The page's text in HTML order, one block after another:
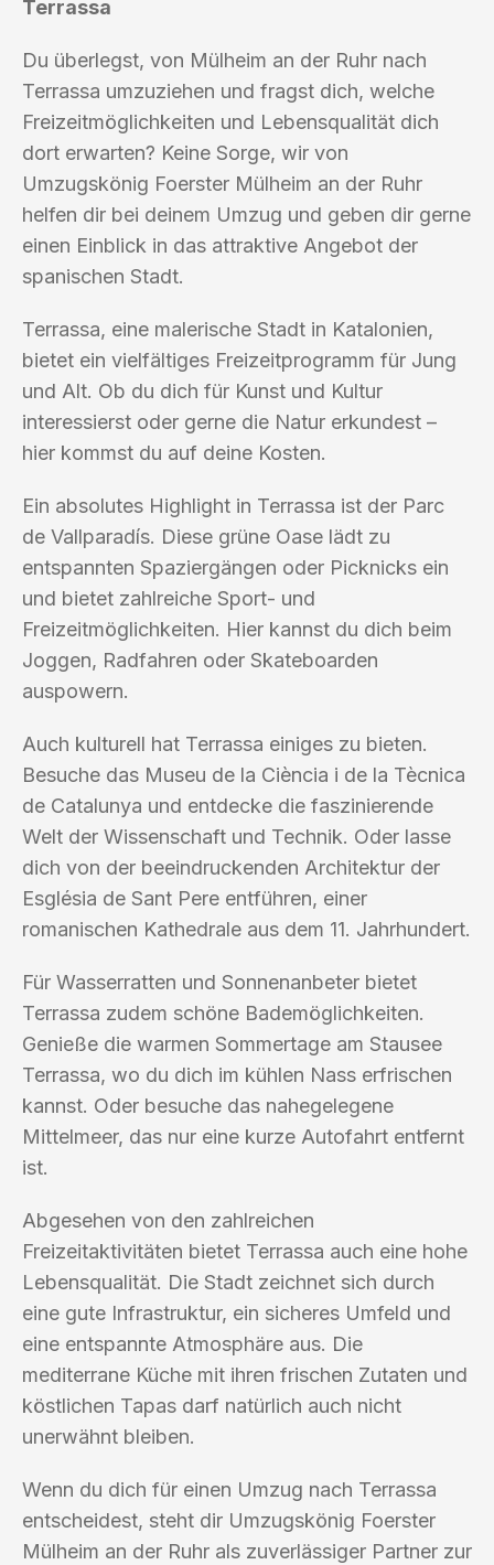
Terrassa
Du überlegst, von Mülheim an der Ruhr nach
Terrassa umzuziehen und fragst dich, welche
Freizeitmöglichkeiten und Lebensqualität dich
dort erwarten? Keine Sorge, wir von
Umzugskönig Foerster Mülheim an der Ruhr
helfen dir bei deinem Umzug und geben dir gerne
einen Einblick in das attraktive Angebot der
spanischen Stadt.
Terrassa, eine malerische Stadt in Katalonien,
bietet ein vielfältiges Freizeitprogramm für Jung
und Alt. Ob du dich für Kunst und Kultur
interessierst oder gerne die Natur erkundest –
hier kommst du auf deine Kosten.
Ein absolutes Highlight in Terrassa ist der Parc
de Vallparadís. Diese grüne Oase lädt zu
entspannten Spaziergängen oder Picknicks ein
und bietet zahlreiche Sport- und
Freizeitmöglichkeiten. Hier kannst du dich beim
Joggen, Radfahren oder Skateboarden
auspowern.
Auch kulturell hat Terrassa einiges zu bieten.
Besuche das Museu de la Ciència i de la Tècnica
de Catalunya und entdecke die faszinierende
Welt der Wissenschaft und Technik. Oder lasse
dich von der beeindruckenden Architektur der
Església de Sant Pere entführen, einer
romanischen Kathedrale aus dem 11. Jahrhundert.
Für Wasserratten und Sonnenanbeter bietet
Terrassa zudem schöne Bademöglichkeiten.
Genieße die warmen Sommertage am Stausee
Terrassa, wo du dich im kühlen Nass erfrischen
kannst. Oder besuche das nahegelegene
Mittelmeer, das nur eine kurze Autofahrt entfernt
ist.
Abgesehen von den zahlreichen
Freizeitaktivitäten bietet Terrassa auch eine hohe
Lebensqualität. Die Stadt zeichnet sich durch
eine gute Infrastruktur, ein sicheres Umfeld und
eine entspannte Atmosphäre aus. Die
mediterrane Küche mit ihren frischen Zutaten und
köstlichen Tapas darf natürlich auch nicht
unerwähnt bleiben.
Wenn du dich für einen Umzug nach Terrassa
entscheidest, steht dir Umzugskönig Foerster
Mülheim an der Ruhr als zuverlässiger Partner zur